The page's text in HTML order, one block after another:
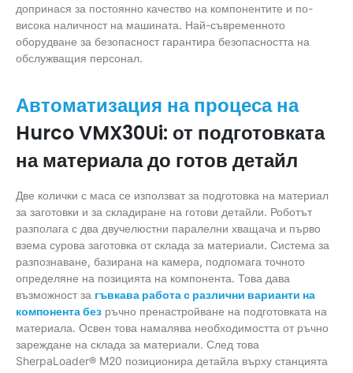
допринася за постоянно качество на компонентите и по-
висока наличност на машината. Най-съвременното
оборудване за безопасност гарантира безопасността на
обслужващия персонал.
Автоматизация на процеса на
Hurco VMX30Ui: от подготовката
на материала до готов детайл
Две колички с маса се използват за подготовка на материал
за заготовки и за складиране на готови детайли. Роботът
разполага с два двучелюстни паралелни хващача и първо
взема сурова заготовка от склада за материали. Система за
разпознаване, базирана на камера, подпомага точното
определяне на позицията на компонента. Това дава
възможност за гъвкава работа с различни варианти на
компонента без ръчно пренастройване на подготовката на
материала. Освен това намалява необходимостта от ръчно
зареждане на склада за материали. След това
SherpaLoader® M20 позиционира детайла върху станцията